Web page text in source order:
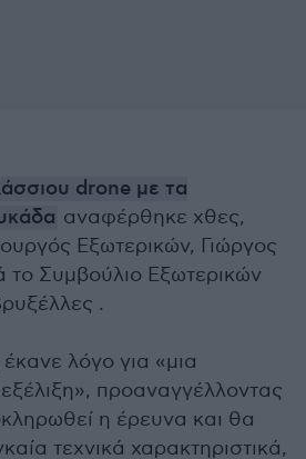
drone με τα
αναφέρθηκε χθες,
Εξωτερικών, Γιώργος
το Συμβούλιο Εξωτερικών
.
λόγο για «μια
προαναγγέλλοντας
η έρευνα και θα
τεχνικά χαρακτηριστικά,